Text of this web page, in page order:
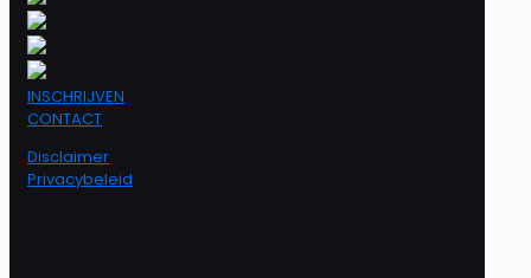
INSCHRIJVEN
CONTACT
Disclaimer
Privacybeleid